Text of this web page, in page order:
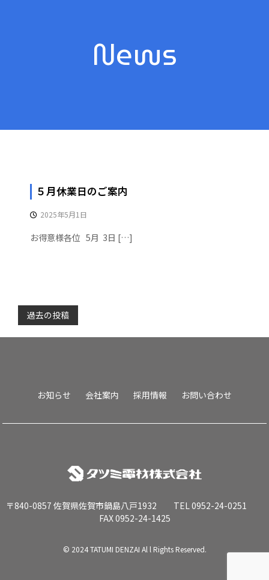
News
５月休業日のご案内
2025年5月1日
お得意様各位 5月 3日 […]
投
ナ
ゲ
過去の投稿
お知らせ 会社案内 採用情報 お問い合わせ
〒840-0857 佐賀県佐賀市鍋島八戸1932 TEL 0952-24-0251
FAX 0952-24-1425
© 2024 TATUMI DENZAI Al l Rights Reserved.